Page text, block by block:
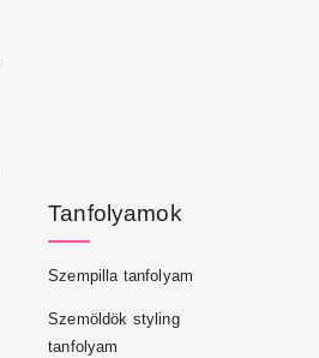
Tanfolyamok
Szempilla tanfolyam
Szemöldök styling
tanfolyam